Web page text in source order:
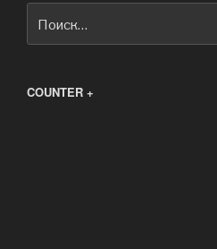
COUNTER +